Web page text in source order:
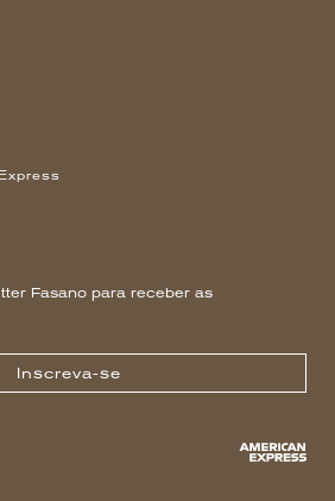
Fasano para receber as
Inscreva-se